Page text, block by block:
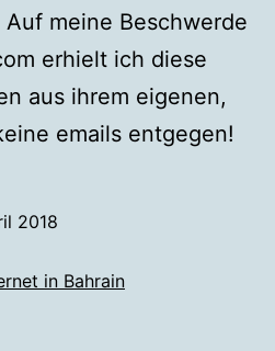
meine Beschwerde
erhielt ich diese
aus ihrem eigenen,
emails entgegen!
2018
in Bahrain